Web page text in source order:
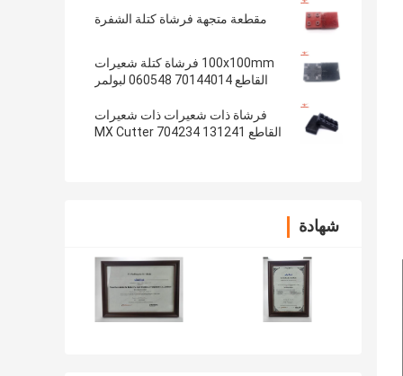
مقطعة متجهة فرشاة كتلة الشفرة
100x100mm فرشاة كتلة شعيرات
القاطع 70144014 060548 لبولمر
فرشاة ذات شعيرات ذات شعيرات
القاطع 131241 704234 MX Cutter
شهادة